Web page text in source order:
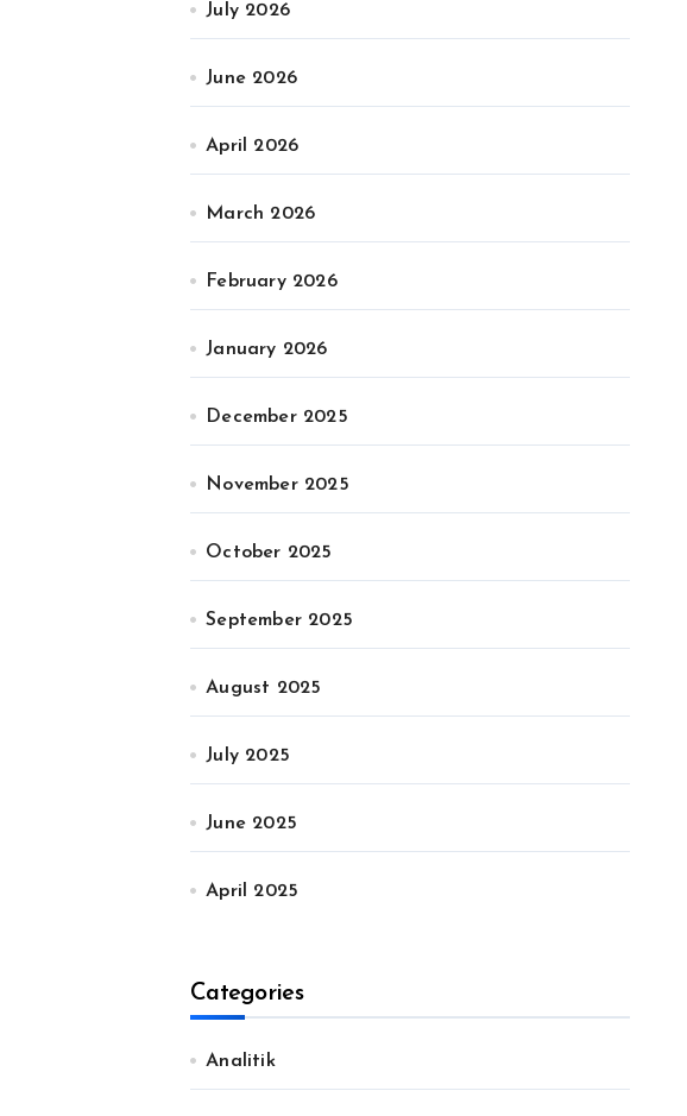
July 2026
June 2026
April 2026
March 2026
February 2026
January 2026
December 2025
November 2025
October 2025
September 2025
August 2025
July 2025
June 2025
April 2025
Categories
Analitik